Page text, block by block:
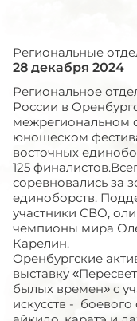
Региональные
28 декабря 2024
Региональное
России в
межрегиональном
юношеском
восточных
125
соревновались за
единоборств.
участники СВО,
чемпионы мира
Карелин.
Оренбургские
выставку
былых времен» с
искусств -